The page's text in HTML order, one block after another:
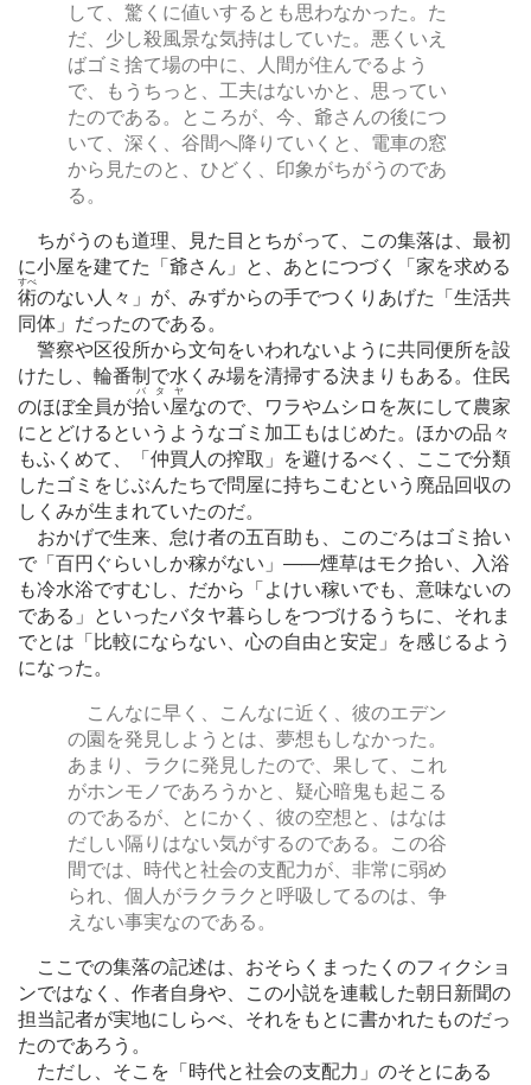
して、驚くに値いするとも思わなかった。た
だ、少し殺風景な気持はしていた。悪くいえ
ばゴミ捨て場の中に、人間が住んでるよう
で、もうちっと、工夫はないかと、思ってい
たのである。ところが、今、爺さんの後につ
いて、深く、谷間へ降りていくと、電車の窓
から見たのと、ひどく、印象がちがうのであ
る。
ちがうのも道理、見た目とちがって、この集落は、最初
に小屋を建てた「爺さん」と、あとにつづく「家を求める
術
すべ
のない人々」が、みずからの手でつくりあげた「生活共
同体」だったのである。
警察や区役所から文句をいわれないように共同便所を設
けたし、輪番制で水くみ場を清掃する決まりもある。住民
のほぼ全員が拾い屋
バタヤ
なので、ワラやムシロを灰にして農家
にとどけるというようなゴミ加工もはじめた。ほかの品々
もふくめて、「仲買人の搾取」を避けるべく、ここで分類
したゴミをじぶんたちで問屋に持ちこむという廃品回収の
しくみが生まれていたのだ。
おかげで生来、怠け者の五百助も、このごろはゴミ拾い
で「百円ぐらいしか稼がない」 ――煙草はモク拾い、入浴
も冷水浴ですむし、だから「よけい稼いでも、意味ないの
である」といったバタヤ暮らしをつづけるうちに、それま
でとは「比較にならない、心の自由と安定」を感じるよう
になった。
こんなに早く、こんなに近く、彼のエデン
の園を発見しようとは、夢想もしなかった。
あまり、ラクに発見したので、果して、これ
がホンモノであろうかと、疑心暗鬼も起こる
のであるが、とにかく、彼の空想と、はなは
だしい隔りはない気がするのである。この谷
間では、時代と社会の支配力が、非常に弱め
られ、個人がラクラクと呼吸してるのは、争
えない事実なのである。
ここでの集落の記述は、おそらくまったくのフィクショ
ンではなく、作者自身や、この小説を連載した朝日新聞の
担当記者が実地にしらべ、それをもとに書かれたものだっ
たのであろう。
ただし、そこを「時代と社会の支配力」のそとにある